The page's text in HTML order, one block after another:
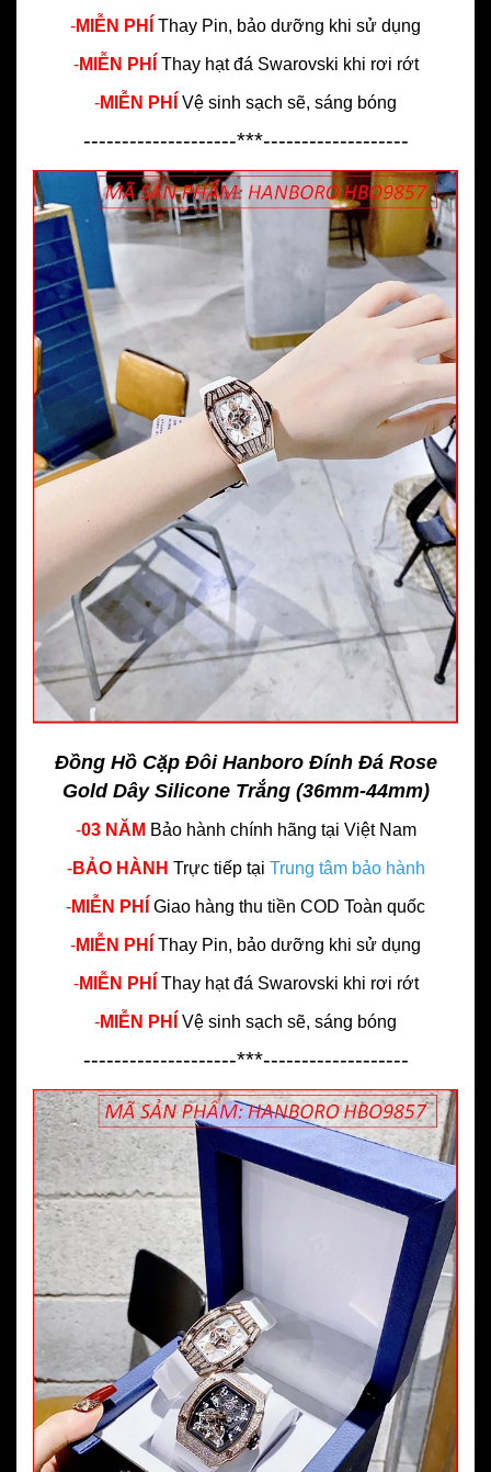
-MIỄN PHÍ Thay Pin, bảo dưỡng khi sử dụng
-MIỄN PHÍ Thay hạt đá Swarovski khi rơi rớt
-MIỄN PHÍ Vệ sinh sạch sẽ, sáng bóng
--------------------***-------------------
Đồng Hồ Cặp Đôi Hanboro Đính Đá Rose
Gold Dây Silicone Trắng (36mm-44mm)
-03 NĂM Bảo hành chính hãng tại Việt Nam
-BẢO HÀNH Trực tiếp tại Trung tâm bảo hành
-MIỄN PHÍ Giao hàng thu tiền COD Toàn quốc
-MIỄN PHÍ Thay Pin, bảo dưỡng khi sử dụng
-MIỄN PHÍ Thay hạt đá Swarovski khi rơi rớt
-MIỄN PHÍ Vệ sinh sạch sẽ, sáng bóng
--------------------***-------------------